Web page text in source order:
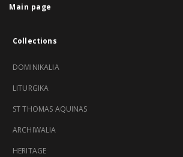
Main page
Collections
DOMINIKALIA
LITURGIKA
ST THOMAS AQUINAS
ARCHIWALIA
HERITAGE